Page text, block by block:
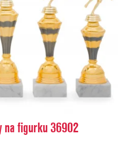
na figurku 36902